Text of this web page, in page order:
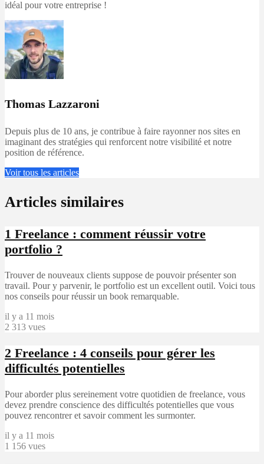
idéal pour votre entreprise !
Thomas Lazzaroni
Depuis plus de 10 ans, je contribue à faire rayonner nos sites en
imaginant des stratégies qui renforcent notre visibilité et notre
position de référence.
Voir tous les articles
Articles similaires
1 Freelance : comment réussir votre
portfolio ?
Trouver de nouveaux clients suppose de pouvoir présenter son
travail. Pour y parvenir, le portfolio est un excellent outil. Voici tous
nos conseils pour réussir un book remarquable.
il y a 11 mois
2 313 vues
2 Freelance : 4 conseils pour gérer les
difficultés potentielles
Pour aborder plus sereinement votre quotidien de freelance, vous
devez prendre conscience des difficultés potentielles que vous
pouvez rencontrer et savoir comment les surmonter.
il y a 11 mois
1 156 vues